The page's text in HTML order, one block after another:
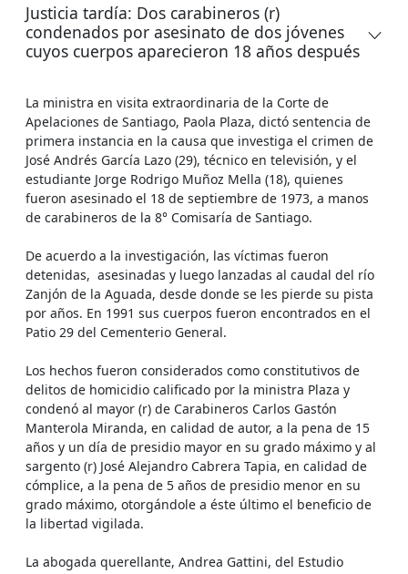
Justicia tardía: Dos carabineros (r)
condenados por asesinato de dos jóvenes
cuyos cuerpos aparecieron 18 años después
La ministra en visita extraordinaria de la Corte de
Apelaciones de Santiago, Paola Plaza, dictó sentencia de
primera instancia en la causa que investiga el crimen de
José Andrés García Lazo (29), técnico en televisión, y el
estudiante Jorge Rodrigo Muñoz Mella (18), quienes
fueron asesinado el 18 de septiembre de 1973, a manos
de carabineros de la 8° Comisaría de Santiago.
De acuerdo a la investigación, las víctimas fueron
detenidas, asesinadas y luego lanzadas al caudal del río
Zanjón de la Aguada, desde donde se les pierde su pista
por años. En 1991 sus cuerpos fueron encontrados en el
Patio 29 del Cementerio General.
Los hechos fueron considerados como constitutivos de
delitos de homicidio calificado por la ministra Plaza y
condenó al mayor (r) de Carabineros Carlos Gastón
Manterola Miranda, en calidad de autor, a la pena de 15
años y un día de presidio mayor en su grado máximo y al
sargento (r) José Alejandro Cabrera Tapia, en calidad de
cómplice, a la pena de 5 años de presidio menor en su
grado máximo, otorgándole a éste último el beneficio de
la libertad vigilada.
La abogada querellante, Andrea Gattini, del Estudio